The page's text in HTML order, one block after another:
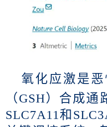
氧化应激是
（GSH）合成通
SLC7A11和